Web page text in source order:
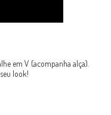
em V (acompanha alça).
look!